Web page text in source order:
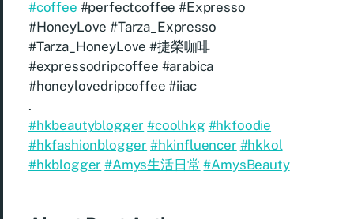
#coffee #perfectcoffee #Expresso
#HoneyLove #Tarza_Expresso
#Tarza_HoneyLove #捷榮咖啡
#expressodripcoffee #arabica
#honeylovedripcoffee #iiac
.
#hkbeautyblogger #coolhkg #hkfoodie
#hkfashionblogger #hkinfluencer #hkkol
#hkblogger #Amys生活日常 #AmysBeauty